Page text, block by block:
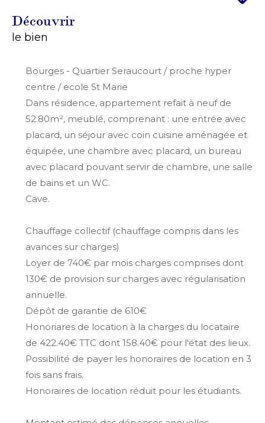
découvrir
le bien
Bourges - Quartier Seraucourt / proche hyper
centre / ecole St Marie
Dans résidence, appartement refait à neuf de
52.80m², meublé, comprenant : une entrée avec
placard, un séjour avec coin cuisine aménagée et
équipée, une chambre avec placard, un bureau
avec placard pouvant servir de chambre, une salle
de bains et un WC.
Cave.
Chauffage collectif (chauffage compris dans les
avances sur charges)
Loyer de 740€ par mois charges comprises dont
130€ de provision sur charges avec régularisation
annuelle.
Dépôt de garantie de 610€
Honoriares de location à la charges du locataire
de 422.40€ TTC dont 158.40€ pour l'état des lieux.
Possibilité de payer les honoraires de location en 3
fois sans frais.
Honoraires de location réduit pour les étudiants.